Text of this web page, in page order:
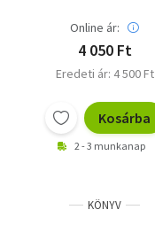
Online ár:
4 050 Ft
Eredeti ár: 4 500 Ft
Kosárba
2 - 3 munkanap
KÖNYV